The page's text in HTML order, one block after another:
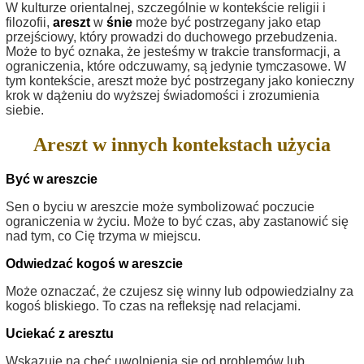
W kulturze orientalnej, szczególnie w kontekście religii i
filozofii, areszt w śnie może być postrzegany jako etap
przejściowy, który prowadzi do duchowego przebudzenia.
Może to być oznaka, że jesteśmy w trakcie transformacji, a
ograniczenia, które odczuwamy, są jedynie tymczasowe. W
tym kontekście, areszt może być postrzegany jako konieczny
krok w dążeniu do wyższej świadomości i zrozumienia
siebie.
Areszt w innych kontekstach użycia
Być w areszcie
Sen o byciu w areszcie może symbolizować poczucie
ograniczenia w życiu. Może to być czas, aby zastanowić się
nad tym, co Cię trzyma w miejscu.
Odwiedzać kogoś w areszcie
Może oznaczać, że czujesz się winny lub odpowiedzialny za
kogoś bliskiego. To czas na refleksję nad relacjami.
Uciekać z aresztu
Wskazuje na chęć uwolnienia się od problemów lub